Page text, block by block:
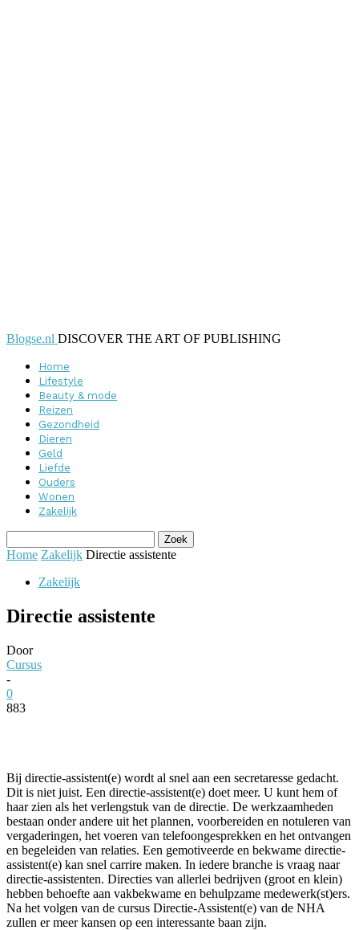
Blogse.nl DISCOVER THE ART OF PUBLISHING
Home
Lifestyle
Beauty & mode
Reizen
Gezondheid
Dieren
Geld
Liefde
Ouders
Wonen
Zakelijk
Home Zakelijk Directie assistente
Zakelijk
Directie assistente
Door
Cursus
-
0
883
Bij directie-assistent(e) wordt al snel aan een secretaresse gedacht.
Dit is niet juist. Een directie-assistent(e) doet meer. U kunt hem of
haar zien als het verlengstuk van de directie. De werkzaamheden
bestaan onder andere uit het plannen, voorbereiden en notuleren van
vergaderingen, het voeren van telefoongesprekken en het ontvangen
en begeleiden van relaties. Een gemotiveerde en bekwame directie-
assistent(e) kan snel carrire maken. In iedere branche is vraag naar
directie-assistenten. Directies van allerlei bedrijven (groot en klein)
hebben behoefte aan vakbekwame en behulpzame medewerk(st)ers.
Na het volgen van de cursus Directie-Assistent(e) van de NHA
zullen er meer kansen op een interessante baan zijn.